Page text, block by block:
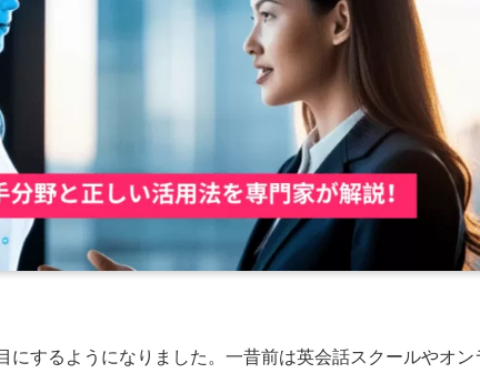
にするようになりました。一昔前は英会話スクールやオン